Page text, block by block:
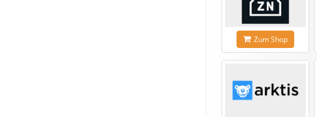
Zum Shop